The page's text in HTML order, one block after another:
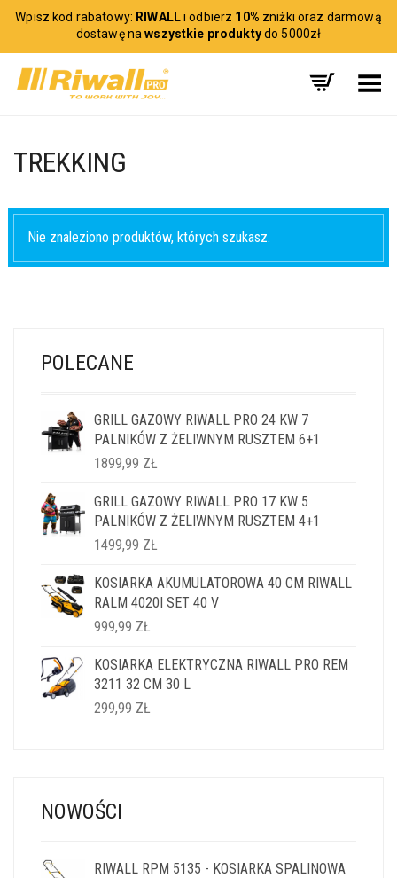
Wpisz kod rabatowy: RIWALLi odbierz 10% zniżki oraz darmową
dostawę nawszystkie produktydo 5000zł
Toggle Menu
TREKKING
Nie znaleziono produktów, których szukasz.
POLECANE
GRILL GAZOWY RIWALL PRO 24 KW 7
PALNIKÓW Z ŻELIWNYM RUSZTEM 6+1
1899,99 ZŁ
GRILL GAZOWY RIWALL PRO 17 KW 5
PALNIKÓW Z ŻELIWNYM RUSZTEM 4+1
1499,99 ZŁ
KOSIARKA AKUMULATOROWA 40 CM RIWALL
RALM 4020I SET 40 V
999,99 ZŁ
KOSIARKA ELEKTRYCZNA RIWALL PRO REM
3211 32 CM 30 L
299,99 ZŁ
NOWOŚCI
RIWALL RPM 5135 - KOSIARKA SPALINOWA